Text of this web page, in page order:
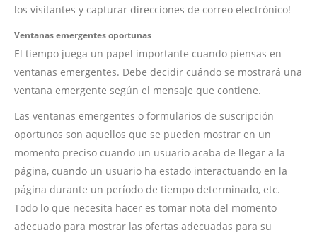
los visitantes y capturar direcciones de correo electrónico!
Ventanas emergentes oportunas
El tiempo juega un papel importante cuando piensas en
ventanas emergentes. Debe decidir cuándo se mostrará una
ventana emergente según el mensaje que contiene.
Las ventanas emergentes o formularios de suscripción
oportunos son aquellos que se pueden mostrar en un
momento preciso cuando un usuario acaba de llegar a la
página, cuando un usuario ha estado interactuando en la
página durante un período de tiempo determinado, etc.
Todo lo que necesita hacer es tomar nota del momento
adecuado para mostrar las ofertas adecuadas para su